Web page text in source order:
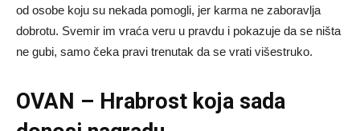
od osobe koju su nekada pomogli, jer karma ne zaboravlja
dobrotu. Svemir im vraća veru u pravdu i pokazuje da se ništa
ne gubi, samo čeka pravi trenutak da se vrati višestruko.
OVAN – Hrabrost koja sada